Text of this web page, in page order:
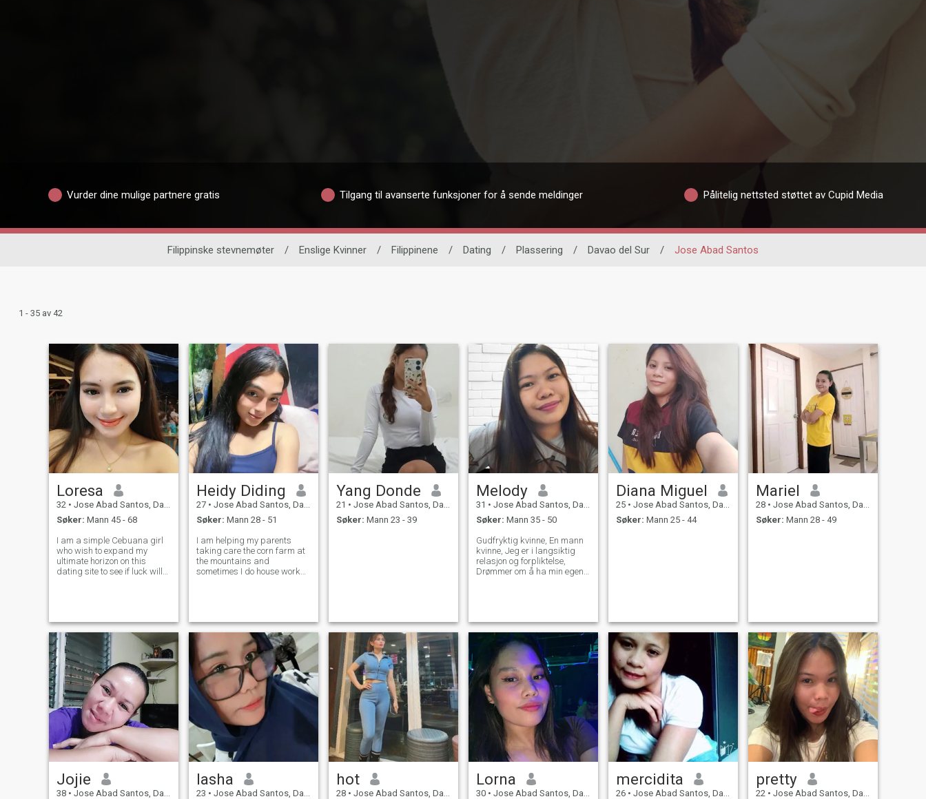
Vurder dine mulige partnere gratis Tilgang til avanserte funksjoner for å sende meldinger Pålitelig nettsted støttet av Cupid Media
Filippinske stevnemøter / Enslige Kvinner / Filippinene / Dating / Plassering / Davao del Sur / Jose Abad Santos
1 - 35 av 42
Loresa
32 • Jose Abad Santos, Davao del Sur, Filippinene
Søker: Mann 45 - 68
I am a simple Cebuana girl
who wish to expand my
ultimate horizon on this
dating site to see if luck will
am very true to my intentions
and I
Heidy Diding
27 • Jose Abad Santos, Davao del Sur, Filippinene
Søker: Mann 28 - 51
I am helping my parents
taking care the corn farm at
the mountains and
sometimes I do house works,
just as much as a great
sense of h
Yang Donde
21 • Jose Abad Santos, Davao del Sur, Filippinene
Søker: Mann 23 - 39
Melody
31 • Jose Abad Santos, Davao del Sur, Filippinene
Søker: Mann 35 - 50
Gudfryktig kvinne, En mann
kvinne, Jeg er i langsiktig
relasjon og forpliktelse,
Drømmer om å ha min egen
Diana Miguel
25 • Jose Abad Santos, Davao del Sur, Filippinene
Søker: Mann 25 - 44
Mariel
28 • Jose Abad Santos, Davao del Sur, Filippinene
Søker: Mann 28 - 49
Jojie
38 • Jose Abad Santos, Davao del Sur, Filippinene
Iasha
23 • Jose Abad Santos, Davao del Sur, Filippinene
hot
28 • Jose Abad Santos, Davao del Sur, Filippinene
Lorna
30 • Jose Abad Santos, Davao del Sur, Filippinene
mercidita
26 • Jose Abad Santos, Davao del Sur, Filippinene
pretty
22 • Jose Abad Santos, Davao del Sur, Filippinene